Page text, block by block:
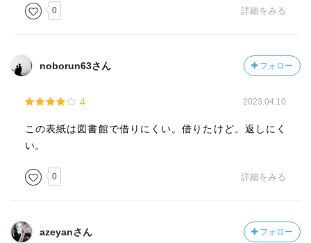
0 詳細をみる
noborun63さん フォロー
4 2023.04.10
この表紙は図書館で借りにくい。借りたけど。返しにく
い。
0 詳細をみる
azeyanさん フォロー